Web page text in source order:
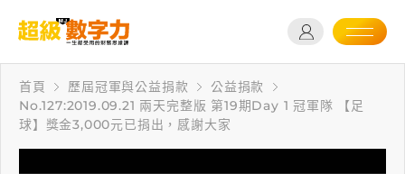
首頁 歷屆冠軍與公益捐款
公益捐款
No.127:2019.09.21 兩天完整版 第19期Day 1 冠軍隊 【足
球】獎金3,000元已捐出，感謝大家